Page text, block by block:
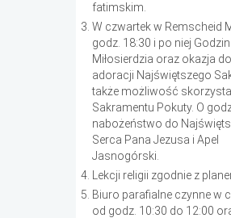
fatimskim.
W czwartek w Remscheid
godz. 18:30 i po niej
Miłosierdzia oraz okazja
adoracji Najświętszego
także możliwość
Sakramentu Pokuty. O
nabożeństwo do
Serca Pana Jezusa i Apel
Jasnogórski.
Lekcji religii zgodnie z
Biuro parafialne czynne w
od godz. 10:30 do 12:00